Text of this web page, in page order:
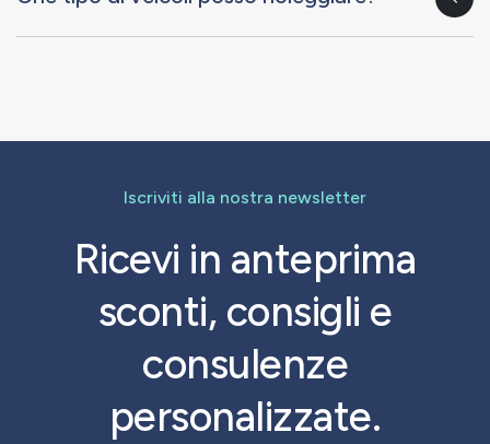
Iscriviti alla nostra newsletter
Ricevi in anteprima
sconti, consigli e
consulenze
personalizzate.